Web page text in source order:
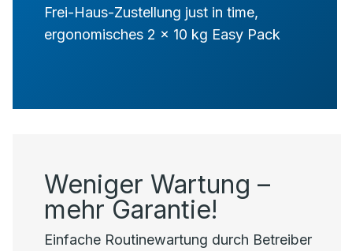
Frei-Haus-Zustellung just in time,
ergonomisches 2 x 10 kg Easy Pack
Weniger Wartung –
mehr Garantie!
Einfache Routinewartung durch Betreiber